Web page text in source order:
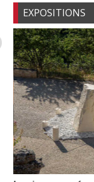
EXPOSITIONS